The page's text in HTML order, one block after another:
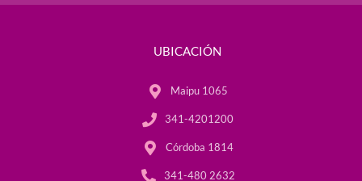
UBICACIÓN
Maipu 1065
341-4201200
Córdoba 1814
341-480 2632